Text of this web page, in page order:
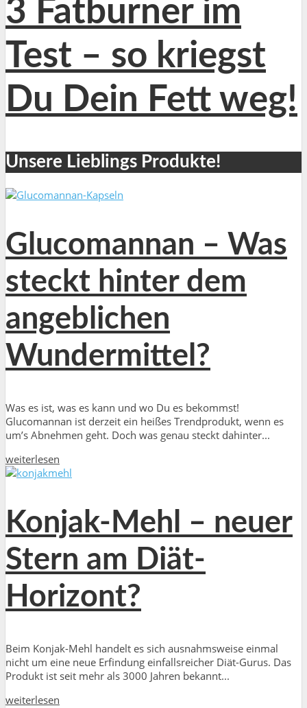
3 Fatburner im
Test – so kriegst
Du Dein Fett weg!
Unsere Lieblings Produkte!
Glucomannan – Was
steckt hinter dem
angeblichen
Wundermittel?
Was es ist, was es kann und wo Du es bekommst!
Glucomannan ist derzeit ein heißes Trendprodukt, wenn es
um’s Abnehmen geht. Doch was genau steckt dahinter...
weiterlesen
Konjak-Mehl – neuer
Stern am Diät-
Horizont?
Beim Konjak-Mehl handelt es sich ausnahmsweise einmal
nicht um eine neue Erfindung einfallsreicher Diät-Gurus. Das
Produkt ist seit mehr als 3000 Jahren bekannt...
weiterlesen